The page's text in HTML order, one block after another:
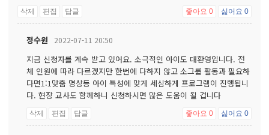
삭제 편집 답글 좋아요 0 싫어요 0
정수원 2022-07-11 20:50
지금 신청자를 계속 받고 있어요. 소극적인 아이도 대환영입니다. 전
체 인원에 따라 다르겠지만 한번에 다하지 않고 소그룹 활동과 필요하
다면1:1맞춤 명상등 아이 특성에 맞게 세심하게 프로그램이 진행됩니
다. 현장 교사도 함께하니 신청하시면 많은 도움이 될 겁니다
삭제 편집 답글 좋아요 0 싫어요 0